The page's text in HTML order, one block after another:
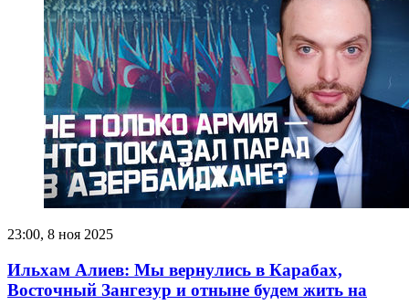
23:00, 8 ноя 2025
Ильхам Алиев: Мы вернулись в Карабах,
Восточный Зангезур и отныне будем жить на